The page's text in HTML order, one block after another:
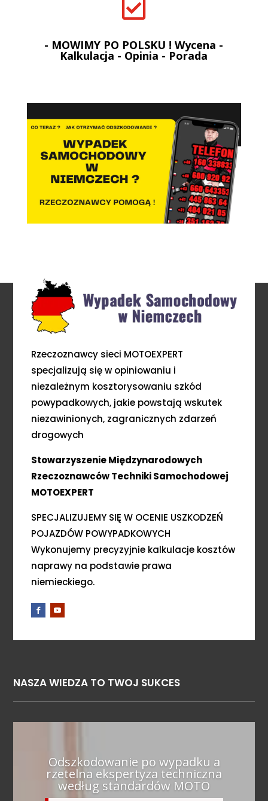

- MOWIMY PO POLSKU ! Wycena -
Kalkulacja - Opinia - Porada
Rzeczoznawcy sieci MOTOEXPERT
specjalizują się w opiniowaniu i
niezależnym kosztorysowaniu szkód
powypadkowych, jakie powstają wskutek
niezawinionych, zagranicznych zdarzeń
drogowych
Stowarzyszenie Międzynarodowych
Rzeczoznawców Techniki Samochodowej
MOTOEXPERT
SPECJALIZUJEMY SIĘ W OCENIE USZKODZEŃ
POJAZDÓW POWYPADKOWYCH
Wykonujemy precyzyjnie kalkulacje kosztów
naprawy na podstawie prawa
niemieckiego.
NASZA WIEDZA TO TWOJ SUKCES
Odszkodowanie po wypadku a
rzetelna ekspertyza techniczna
według standardów MOTO